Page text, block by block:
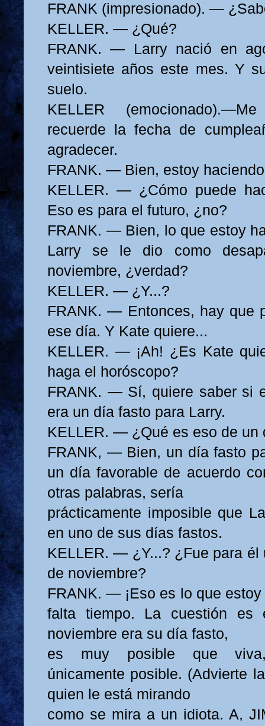
FRANK (impresionado). —
KELLER. — ¿Qué?
FRANK. — Larry nació en
veintisiete años este mes. Y
suelo.
KELLER
recuerde la fecha de
agradecer.
FRANK. — Bien, estoy
KELLER. — ¿Cómo puede
Eso es para el futuro, ¿no?
FRANK. — Bien, lo que estoy
Larry se le dio como
noviembre, ¿verdad?
KELLER. — ¿Y...?
FRANK. — Entonces, hay que
ese día. Y Kate quiere...
KELLER. — ¡Ah! ¿Es Kate
haga el horóscopo?
FRANK. — Sí, quiere saber si
era un día fasto para Larry.
KELLER. — ¿Qué es eso de un
FRANK, — Bien, un día fasto
un día favorable de acuerdo
otras palabras, sería
prácticamente imposible que
en uno de sus días fastos.
KELLER. — ¿Y...? ¿Fue para él
de noviembre?
FRANK. — ¡Eso es lo que
falta tiempo. La cuestión
noviembre era su día fasto,
es muy posible que
únicamente posible. (Advierte
quien le está mirando
como se mira a un idiota. A,